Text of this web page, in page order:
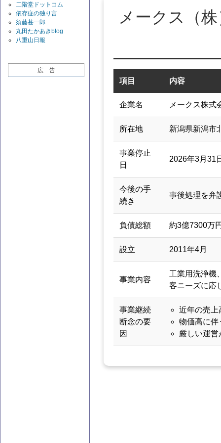
二階堂ドットコム
依存症の独り言
須藤甚一郎
丸田たかあきblog
八重山日報
広 告
メークス（
項目 内容
企業名 メークス株式
所在地 新潟県新潟市
事業停止
日
2026年3月31
今後の手
続き
事後処理を弁
負債総額 約3億7300万
設立 2011年4月
事業内容
工業用洗浄機
客ニーズに応
事業継続
断念の要
因
近年の売上
物価高に伴
厳しい運